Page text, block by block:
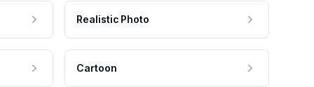
Realistic Photo
Cartoon